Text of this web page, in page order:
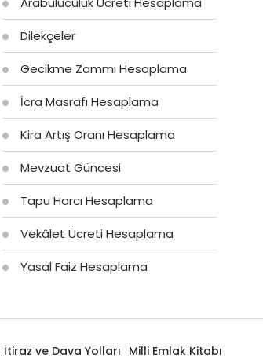
Dilekçeler
Gecikme Zammı Hesaplama
İcra Masrafı Hesaplama
Kira Artış Oranı Hesaplama
Mevzuat Güncesi
Tapu Harcı Hesaplama
Vekâlet Ücreti Hesaplama
Yasal Faiz Hesaplama
ve Dava Yolları Milli Emlak Kitabı